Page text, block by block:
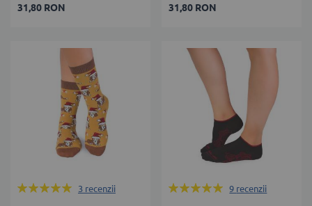
31,80 RON 31,80 RON
Rating:
3 recenzii
Rating:
9 recenzii